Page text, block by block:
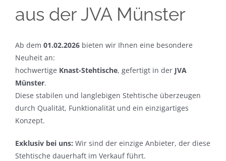
aus der JVA Münster
Ab dem 01.02.2026bieten wir Ihnen eine besondere
Neuheit an:
hochwertige Knast-Stehtische, gefertigt in der JVA
Münster.
Diese stabilen und langlebigen Stehtische überzeugen
durch Qualität, Funktionalität und ein einzigartiges
Konzept.
Exklusiv bei uns: Wir sind der einzige Anbieter, der diese
Stehtische dauerhaft im Verkauf führt.